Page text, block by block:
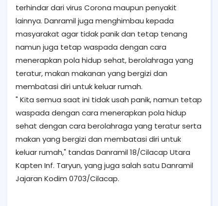
terhindar dari virus Corona maupun penyakit
lainnya. Danramil juga menghimbau kepada
masyarakat agar tidak panik dan tetap tenang
namun juga tetap waspada dengan cara
menerapkan pola hidup sehat, berolahraga yang
teratur, makan makanan yang bergizi dan
membatasi diri untuk keluar rumah.
" Kita semua saat ini tidak usah panik, namun tetap
waspada dengan cara menerapkan pola hidup
sehat dengan cara berolahraga yang teratur serta
makan yang bergizi dan membatasi diri untuk
keluar rumah," tandas Danramil 18/Cilacap Utara
Kapten Inf. Taryun, yang juga salah satu Danramil
Jajaran Kodim 0703/Cilacap.